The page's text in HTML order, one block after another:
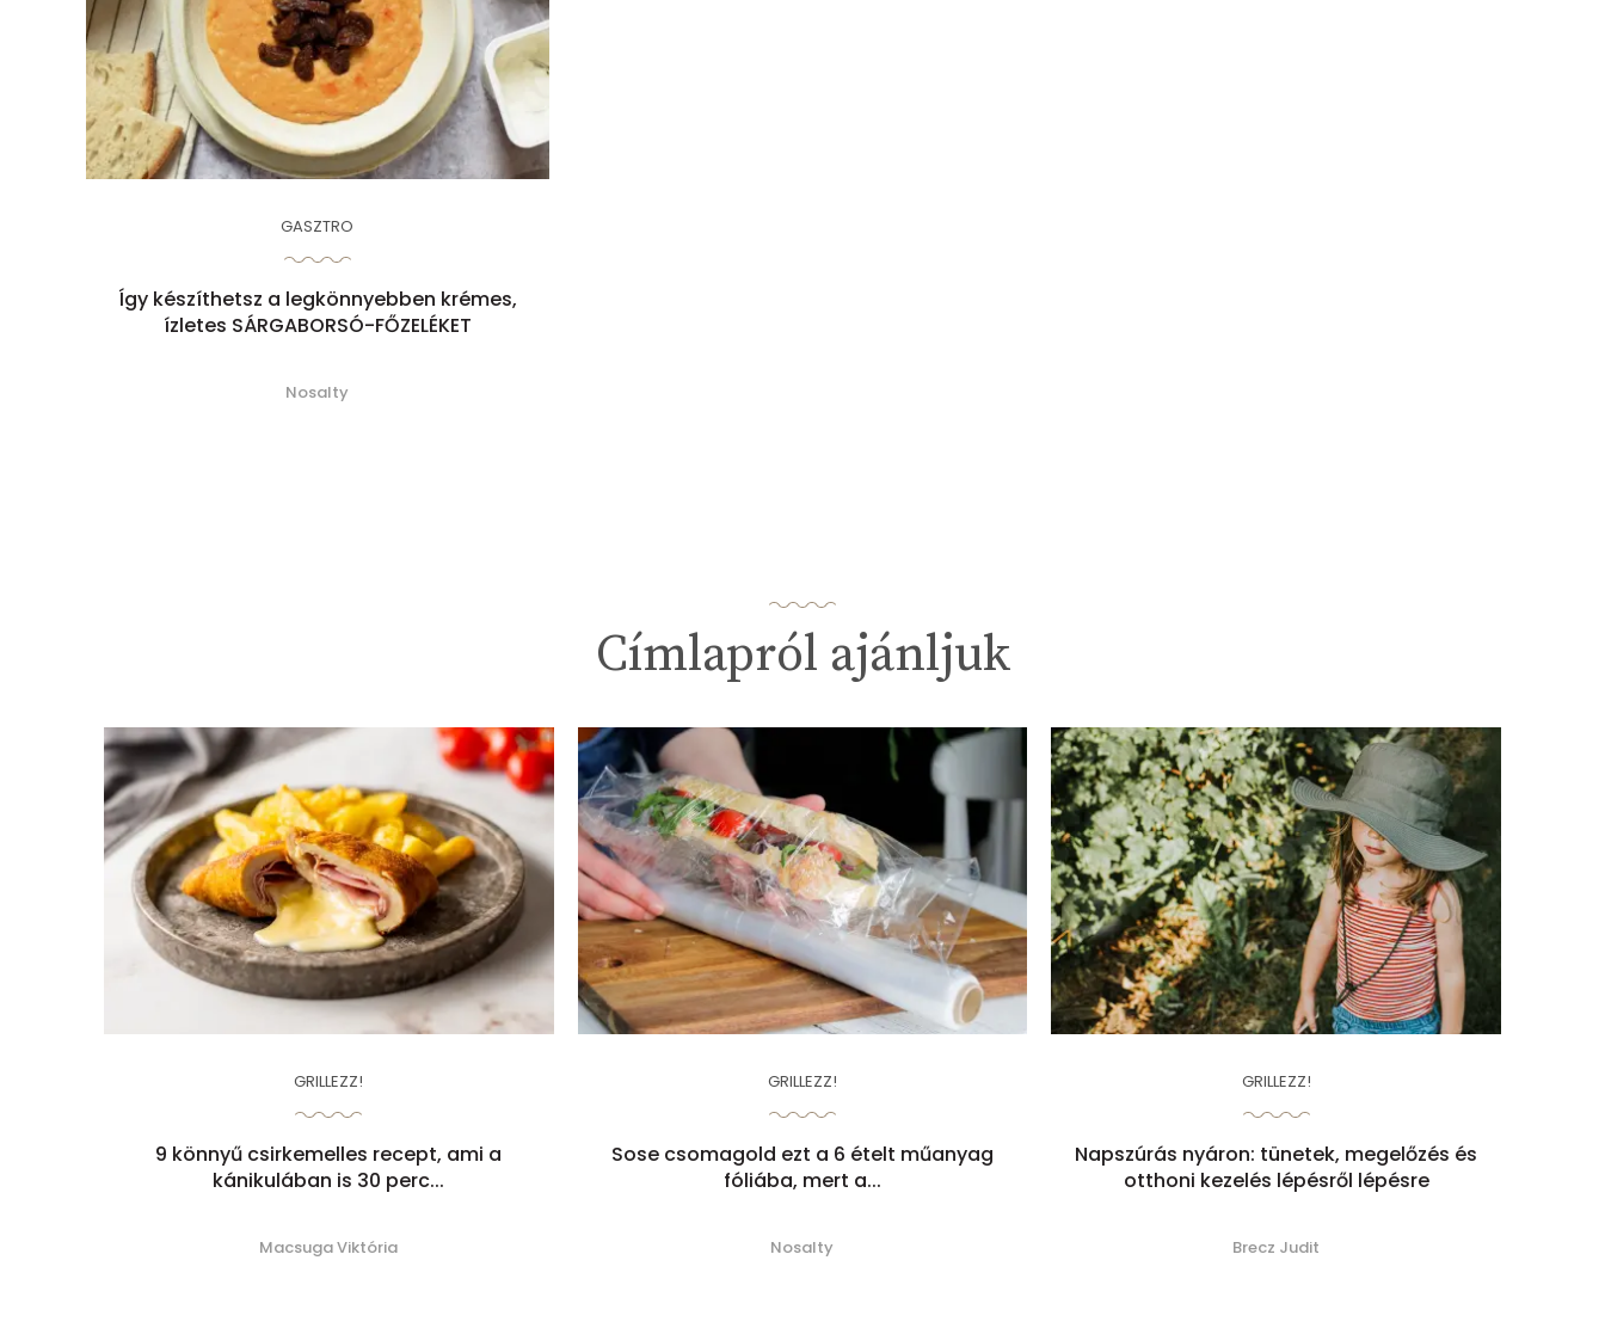
GASZTRO
Így készíthetsz a legkönnyebben krémes,
ízletes SÁRGABORSÓ-FŐZELÉKET
Nosalty
Címlapról ajánljuk
GRILLEZZ!
9 könnyű csirkemelles recept, ami a
kánikulában is 30 perc...
Macsuga Viktória
GRILLEZZ!
Sose csomagold ezt a 6 ételt műanyag
fóliába, mert a...
Nosalty
GRILLEZZ!
Napszúrás nyáron: tünetek, megelőzés és
otthoni kezelés lépésről lépésre
Brecz Judit